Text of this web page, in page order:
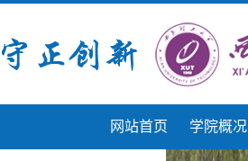
网站首页 学院概况